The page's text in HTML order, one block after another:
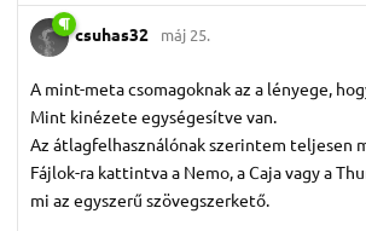
csuhas32 máj 25.
A mint-meta csomagoknak az a lényege,
Mint kinézete egységesítve van.
Az átlagfelhasználónak szerintem teljesen
Fájlok-ra kattintva a Nemo, a Caja vagy a
mi az egyszerű szövegszerkető.